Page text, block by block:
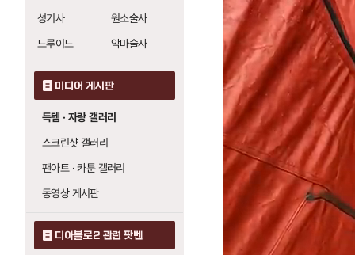
성기사
원소술사
드루이드
악마술사
미디어 게시판
득템 · 자랑 갤러리
스크린샷 갤러리
팬아트 · 카툰 갤러리
동영상 게시판
디아블로2 관련 팟벤